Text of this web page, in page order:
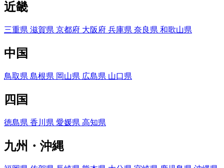
近畿
三重県 滋賀県 京都府 大阪府 兵庫県 奈良県 和歌山県
中国
鳥取県 島根県 岡山県 広島県 山口県
四国
徳島県 香川県 愛媛県 高知県
九州・沖縄